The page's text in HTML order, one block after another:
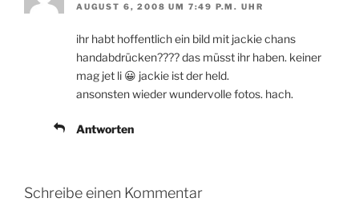
AUGUST 6, 2008 UM 7:49 P.M. UHR
ihr habt hoffentlich ein bild mit jackie chans
handabdrücken???? das müsst ihr haben. keiner
mag jet li 😀 jackie ist der held.
ansonsten wieder wundervolle fotos. hach.
Antworten
Schreibe einen Kommentar